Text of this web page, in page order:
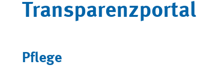
Transparenzportal
Pflege